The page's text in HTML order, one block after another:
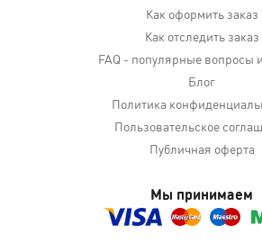
Как оформить заказ
Как отследить заказ
FAQ - популярные вопросы
Блог
Политика
Пользовательское
Публичная оферта
Мы принимаем